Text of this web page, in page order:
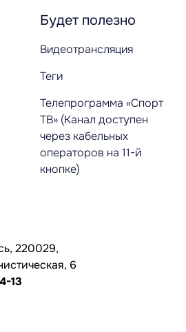
Будет полезно
Видеотрансляция
Теги
Телепрограмма «Спорт
ТВ» (Канал доступен
через кабельных
операторов на 11-й
кнопке)
220029,
6
13